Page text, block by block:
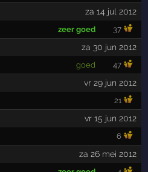
za 14 jul 2012
zeer goed 37
za 30 jun 2012
goed 47
vr 29 jun 2012
21
vr 15 jun 2012
6
za 26 mei 2012